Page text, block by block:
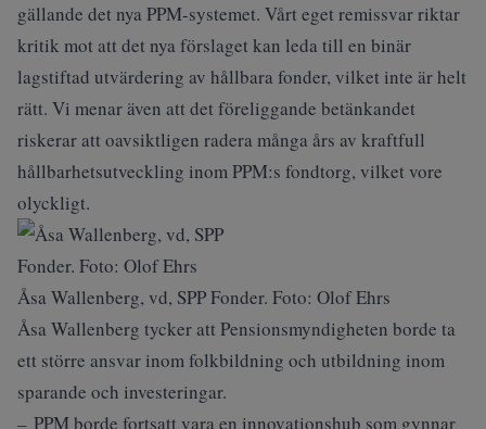
gällande det nya PPM-systemet. Vårt eget remissvar riktar
kritik mot att det nya förslaget kan leda till en binär
lagstiftad utvärdering av hållbara fonder, vilket inte är helt
rätt. Vi menar även att det föreliggande betänkandet
riskerar att oavsiktligen radera många års av kraftfull
hållbarhetsutveckling inom PPM:s fondtorg, vilket vore
olyckligt.
Åsa Wallenberg, vd, SPP Fonder. Foto: Olof Ehrs
Åsa Wallenberg tycker att Pensionsmyndigheten borde ta
ett större ansvar inom folkbildning och utbildning inom
sparande och investeringar.
– PPM borde fortsatt vara en innovationshub som gynnar